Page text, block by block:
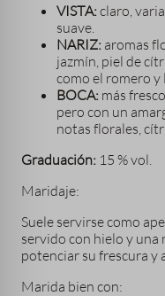
VISTA:claro,
suave.
NARIZ: aromas
jazmín, piel de
como el romero y
BOCA: más
pero con un
notas florales,
Graduación: 15 % vol.
Maridaje:
Suele servirse como
servido con hielo y una
potenciar su frescura y
Marida bien con: